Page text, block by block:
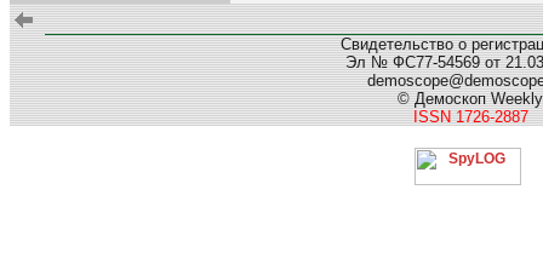
Свидетельство о
Эл № ФС77-54569 от
© Демоскоп Weekly
ISSN 1726-2887